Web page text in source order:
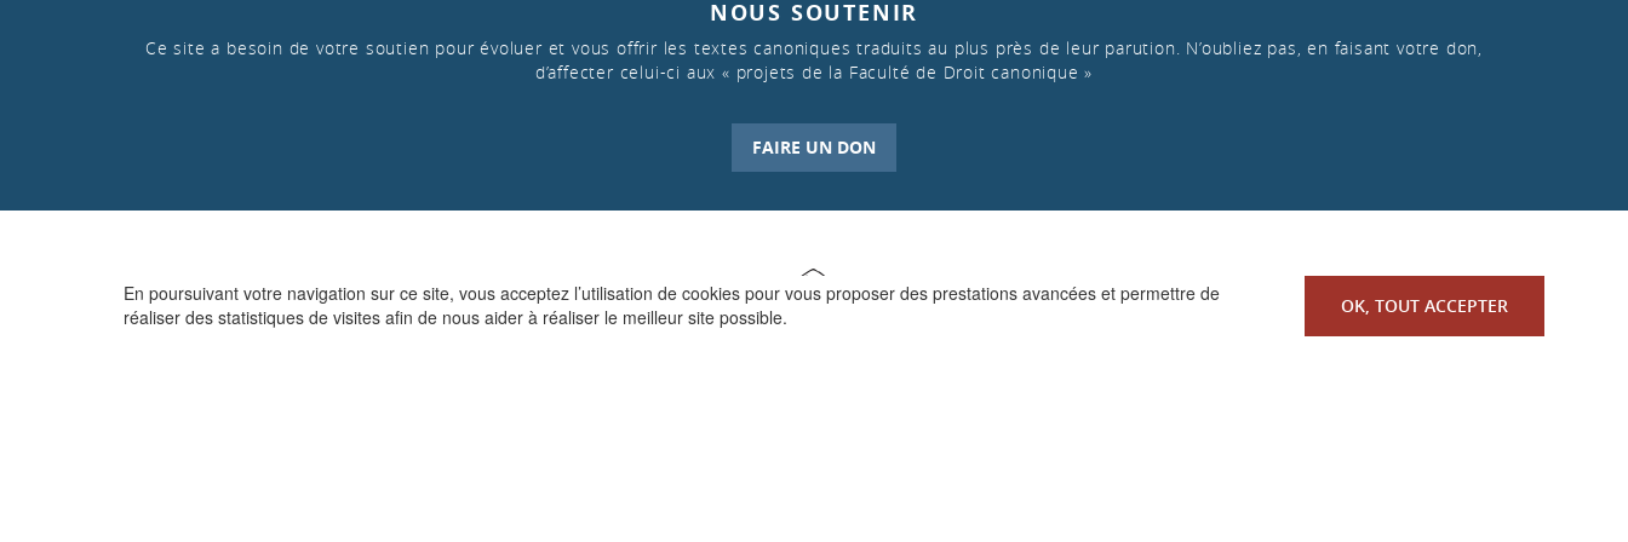
En poursuivant votre navigation sur ce site, vous acceptez l’utilisation de cookies pour vous proposer des prestations avancées et permettre de
réaliser des statistiques de visites afin de nous aider à réaliser le meilleur site possible.
OK, TOUT ACCEPTER
NOUS SOUTENIR
Ce site a besoin de votre soutien pour évoluer et vous offrir les textes canoniques traduits au plus près de leur parution. N’oubliez pas, en faisant votre don,
d’affecter celui-ci aux « projets de la Faculté de Droit canonique »
FAIRE UN DON